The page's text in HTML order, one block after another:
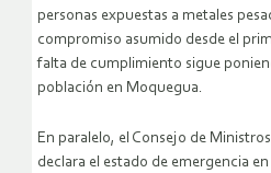
personas expuestas a metales
compromiso asumido desde el
falta de cumplimiento sigue
población en Moquegua.
En paralelo, el Consejo de
declara el estado de emergencia